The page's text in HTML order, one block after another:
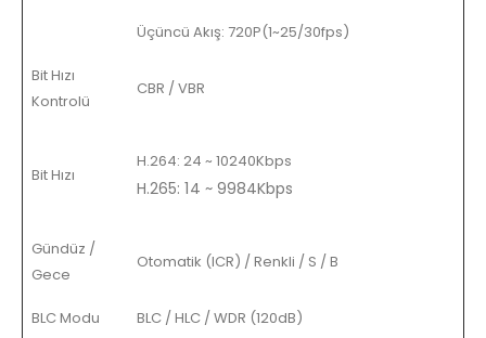
Üçüncü Akış: 720P(1~25/30fps)
Bit Hızı
Kontrolü
CBR / VBR
Bit Hızı
H.264: 24 ~ 10240Kbps
H.265: 14 ~ 9984Kbps
Gündüz /
Gece
Otomatik (ICR) / Renkli / S / B
BLC Modu BLC / HLC / WDR (120dB)